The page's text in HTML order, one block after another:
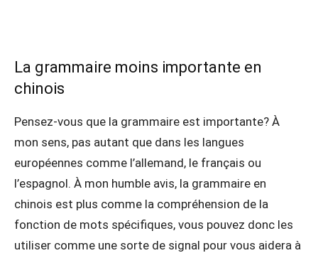
La grammaire moins importante en
chinois
Pensez-vous que la grammaire est importante? À
mon sens, pas autant que dans les langues
européennes comme l’allemand, le français ou
l’espagnol. À mon humble avis, la grammaire en
chinois est plus comme la compréhension de la
fonction de mots spécifiques, vous pouvez donc les
utiliser comme une sorte de signal pour vous aidera à